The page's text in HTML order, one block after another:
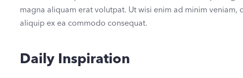
magna aliquam erat volutpat. Ut wisi enim ad minim
aliquip ex ea commodo consequat.
Daily Inspiration